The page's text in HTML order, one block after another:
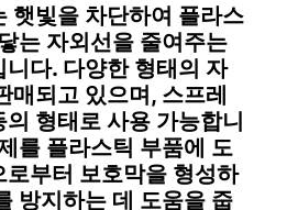
햇빛을 차단하여 플라스
는 자외선을 줄여주는
다. 다양한 형태의 자
매되고 있으며, 스프레
의 형태로 사용 가능합니
를 플라스틱 부품에 도
부터 보호막을 형성하
방지하는 데 도움을 줍